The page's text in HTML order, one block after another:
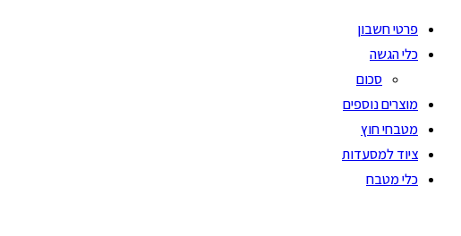
פרטי חשבון
כלי הגשה
סכום
מוצרים נוספים
מטבחי חוץ
ציוד למסעדות
כלי מטבח